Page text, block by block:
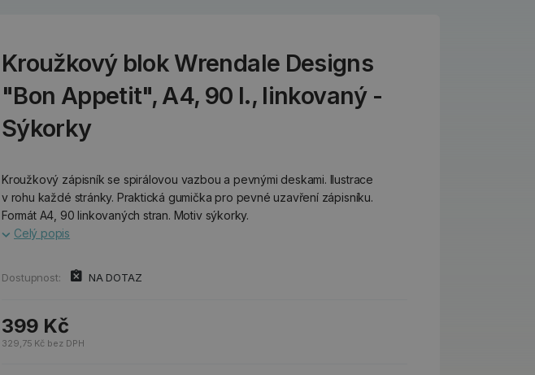
Kroužkový blok Wrendale Designs
"Bon Appetit", A4, 90 l., linkovaný -
Sýkorky
Kroužkový zápisník se spirálovou vazbou a pevnými deskami. Ilustrace
v rohu každé stránky. Praktická gumička pro pevné uzavření zápisníku.
Formát A4, 90 linkovaných stran. Motiv sýkorky.
Celý popis
Dostupnost: NA DOTAZ
399 Kč
329,75 Kč bez DPH